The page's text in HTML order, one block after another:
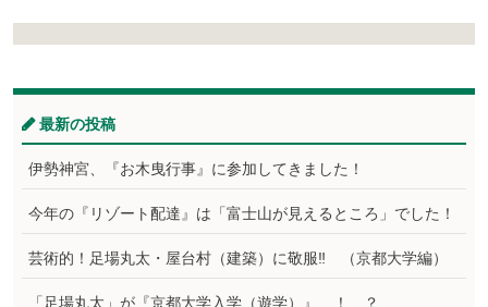
最新の投稿
伊勢神宮、『お木曳行事』に参加してきました！
今年の『リゾート配達』は「富士山が見えるところ」でした！
芸術的！足場丸太・屋台村（建築）に敬服‼ （京都大学編）
「足場丸太」が『京都大学入学（遊学）』 ！ ？